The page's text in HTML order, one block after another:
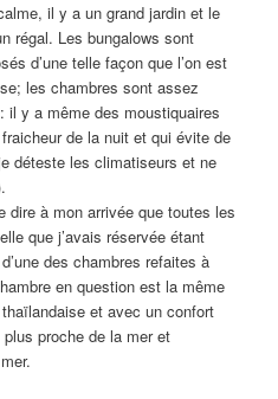
il y a un grand jardin et le
régal. Les bungalows sont
d’une telle façon que l’on est
les chambres sont assez
il y a même des moustiquaires
de la nuit et qui évite de
déteste les climatiseurs et ne
dire à mon arrivée que toutes les
que j’avais réservée étant
des chambres refaites à
en question est la même
et avec un confort
proche de la mer et